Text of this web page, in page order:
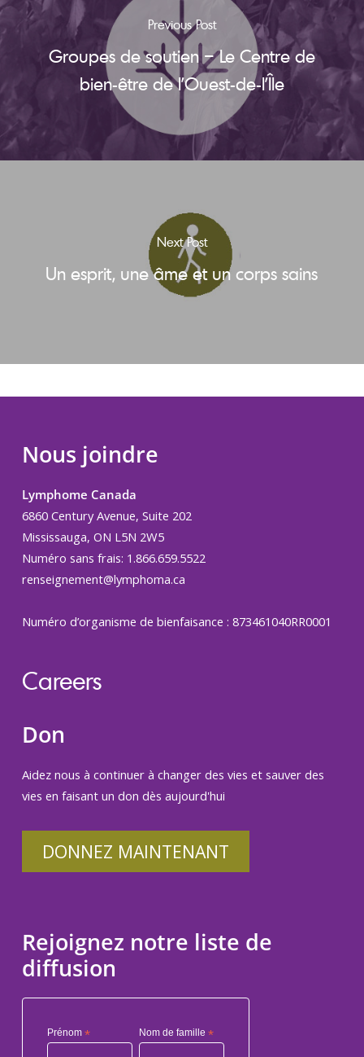
Previous Post
Groupes de soutien – Le Centre de
bien-être de l’Ouest-de-l’Île
Next Post
Un esprit, une âme et un corps sains
Nous joindre
Lymphome Canada
6860 Century Avenue, Suite 202
Mississauga, ON L5N 2W5
Numéro sans frais: 1.866.659.5522
renseignement@lymphoma.ca
Numéro d’organisme de bienfaisance : 873461040RR0001
Careers
Don
Aidez nous à continuer à changer des vies et sauver des
vies en faisant un don dès aujourd'hui
DONNEZ MAINTENANT
Rejoignez notre liste de
diffusion
Prénom * Nom de famille*